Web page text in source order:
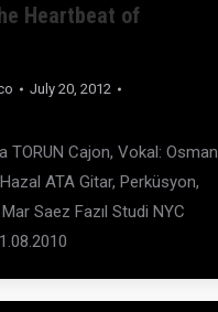
Heartbeat of
July 20, 2012
TORUN Cajon, Vokal: Osman
ATA Gitar, Perküsyon,
Saez Fazıl Studi NYC